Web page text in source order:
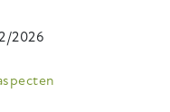
2026